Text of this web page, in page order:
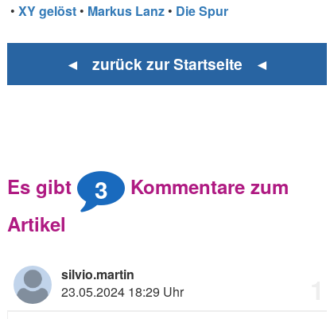
•XY gelöst • Markus Lanz • Die Spur
◄ zurück zur Startseite ◄
Es gibt 3
Kommentare zum
Artikel
silvio.martin
23.05.2024 18:29 Uhr